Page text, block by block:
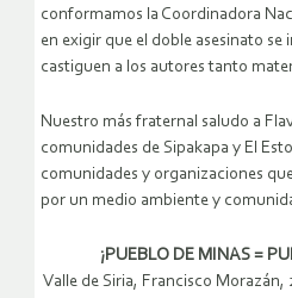
conformamos la Coordinadora
en exigir que el doble asesinato se
castiguen a los autores tanto
Nuestro más fraternal saludo a
comunidades de Sipakapa y El
comunidades y organizaciones
por un medio ambiente y
¡PUEBLO DE MINAS =
Valle de Siria, Francisco Morazán,